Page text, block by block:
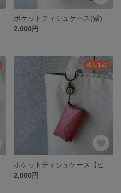
ポケットティシュケース(紫)
2,000円
残り1点
2,000円